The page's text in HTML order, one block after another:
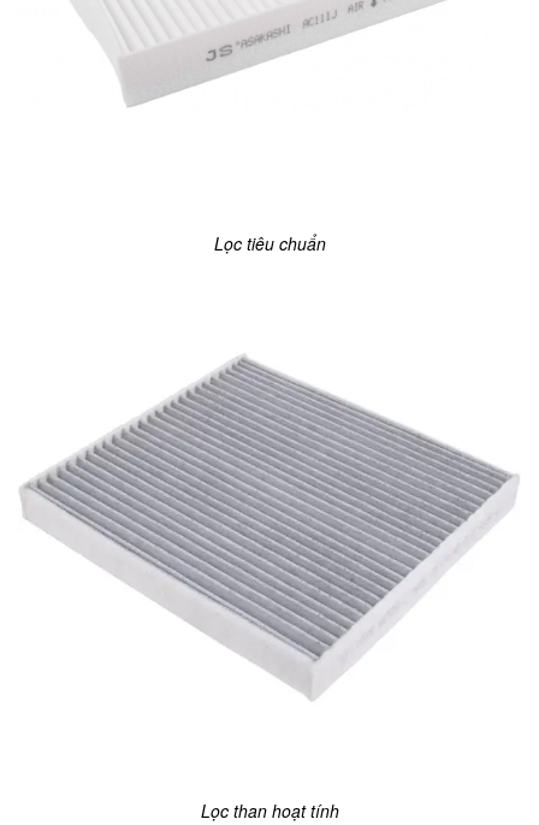
Lọc tiêu chuẩn
Lọc than hoạt tính